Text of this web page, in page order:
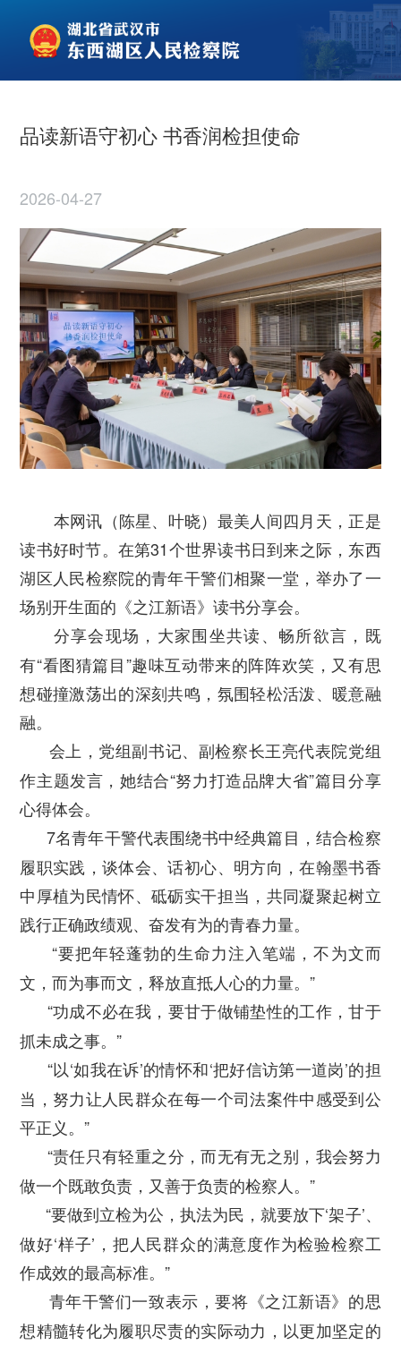
品读新语守初心 书香润检担使命
2026-04-27
本网讯（陈星、叶晓）最美人间四月天，正是
读书好时节。在第31个世界读书日到来之际，东西
湖区人民检察院的青年干警们相聚一堂，举办了一
场别开生面的《之江新语》读书分享会。
分享会现场，大家围坐共读、畅所欲言，既
有“看图猜篇目”趣味互动带来的阵阵欢笑，又有思
想碰撞激荡出的深刻共鸣，氛围轻松活泼、暖意融
融。
会上，党组副书记、副检察长王亮代表院党组
作主题发言，她结合“努力打造品牌大省”篇目分享
心得体会。
7名青年干警代表围绕书中经典篇目，结合检察
履职实践，谈体会、话初心、明方向，在翰墨书香
中厚植为民情怀、砥砺实干担当，共同凝聚起树立
践行正确政绩观、奋发有为的青春力量。
“要把年轻蓬勃的生命力注入笔端，不为文而
文，而为事而文，释放直抵人心的力量。”
“功成不必在我，要甘于做铺垫性的工作，甘于
抓未成之事。”
“以‘如我在诉’的情怀和‘把好信访第一道岗’的担
当，努力让人民群众在每一个司法案件中感受到公
平正义。”
“责任只有轻重之分，而无有无之别，我会努力
做一个既敢负责，又善于负责的检察人。”
“要做到立检为公，执法为民，就要放下‘架子’、
做好‘样子’，把人民群众的满意度作为检验检察工
作成效的最高标准。”
青年干警们一致表示，要将《之江新语》的思
想精髓转化为履职尽责的实际动力，以更加坚定的